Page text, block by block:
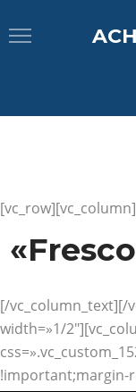
[/vc_column_text][/
width=»1/
!important;margin-